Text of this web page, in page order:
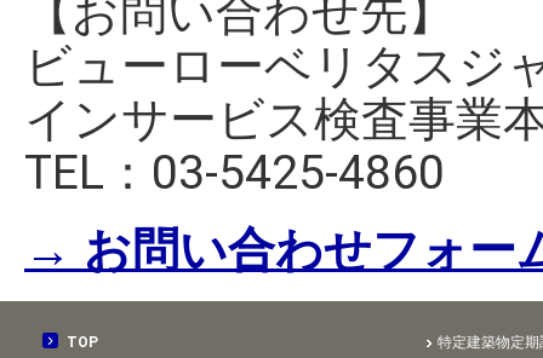
【お問い合わせ先】
ビューローベリタスジ
インサービス検査事業
TEL：03-5425-4860
→ お問い合わせフォー
TOP
特定建築物定